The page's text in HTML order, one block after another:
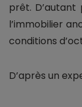
prêt.
l’immobilier
conditions
D’après un